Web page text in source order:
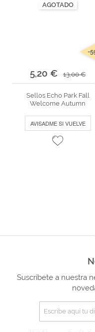
Marcas
Temática
Iniciar sesión/Regístrate
Somos Kimidori
AGOTADO
5,20 € 13,00 €
-
Sellos Echo Park Fall
Welcome Autumn
AVISADME SI VUELVE
Suscríbete a nuestra